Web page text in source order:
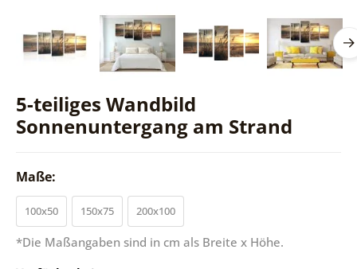
5-teiliges Wandbild
Sonnenuntergang am Strand
Maße:
100x50 150x75 200x100
*Die Maßangaben sind in cm als Breite x Höhe.